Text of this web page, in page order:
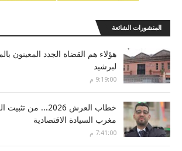
المنشورات الشائعة
هؤلاء هم القضاة الجدد المعينون
لبرشيد
9:19:00 م
خطاب العرش 2026...
مغرب السيادة الاقتصادية
7:41:00 م